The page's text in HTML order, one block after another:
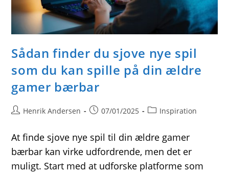
Sådan finder du sjove nye spil
som du kan spille på din ældre
gamer bærbar
PostHenrik Andersen
Post07/01/2025
PostInspiration
At finde sjove nye spil til din ældre gamer
bærbar kan virke udfordrende, men det er
muligt. Start med at udforske platforme som